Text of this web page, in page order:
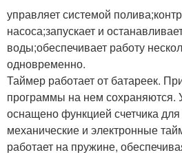
управляет системой
насоса;запускает и
воды;обеспечивает работу
одновременно.
Таймер работает от батареек.
программы на нем сохраняются.
оснащено функцией счетчика
механические и электронные
работает на пружине,